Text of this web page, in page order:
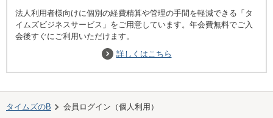
法人利用者様向けに個別の経費精算や管理の手間を軽減できる「タ
イムズビジネスサービス」をご用意しています。年会費無料でご入
会後すぐにご利用いただけます。
詳しくはこちら
タイムズのB 会員ログイン（個人利用）